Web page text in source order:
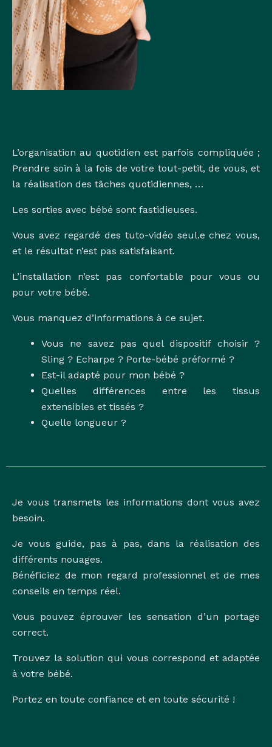
L’organisation au quotidien est parfois compliquée ;
Prendre soin à la fois de votre tout-petit, de vous, et
la réalisation des tâches quotidiennes, …
Les sorties avec bébé sont fastidieuses.
Vous avez regardé des tuto-vidéo seul.e chez vous,
et le résultat n’est pas satisfaisant.
L’installation n’est pas confortable pour vous ou
pour votre bébé.
Vous manquez d’informations à ce sujet.
Vous ne savez pas quel dispositif choisir ?
Sling ? Echarpe ? Porte-bébé préformé ?
Est-il adapté pour mon bébé ?
Quelles différences entre les tissus
extensibles et tissés ?
Quelle longueur ?
Je vous transmets les informations dont vous avez
besoin.
Je vous guide, pas à pas, dans la réalisation des
différents nouages.
Bénéficiez de mon regard professionnel et de mes
conseils en temps réel.
Vous pouvez éprouver les sensation d’un portage
correct.
Trouvez la solution qui vous correspond et adaptée
à votre bébé.
Portez en toute confiance et en toute sécurité !